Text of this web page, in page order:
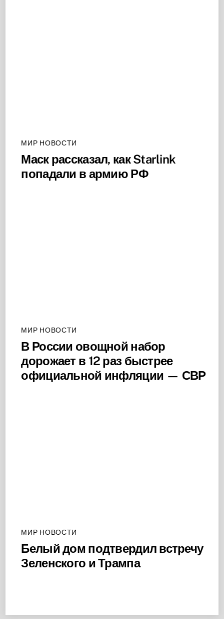
МИР НОВОСТИ
Маск рассказал, как Starlink
попадали в армию РФ
МИР НОВОСТИ
В России овощной набор
дорожает в 12 раз быстрее
официальной инфляции — СВР
МИР НОВОСТИ
Белый дом подтвердил встречу
Зеленского и Трампа